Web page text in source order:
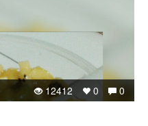
0
0
12412